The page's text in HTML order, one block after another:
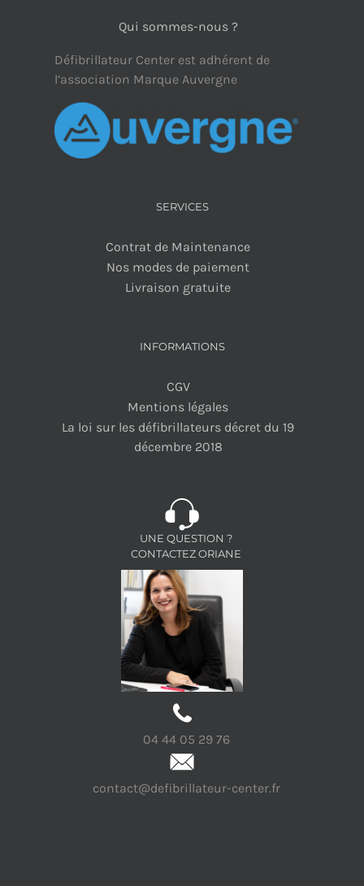
Qui sommes-nous ?
Défibrillateur Center est adhérent de
l’association Marque Auvergne
SERVICES
Contrat de Maintenance
Nos modes de paiement
Livraison gratuite
INFORMATIONS
CGV
Mentions légales
La loi sur les défibrillateurs décret du 19
décembre 2018
UNE QUESTION ?
CONTACTEZ ORIANE
04 44 05 29 76
contact@defibrillateur-center.fr